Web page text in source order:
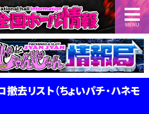
MENU
撤去リスト（ちょいパチ・ハネモ